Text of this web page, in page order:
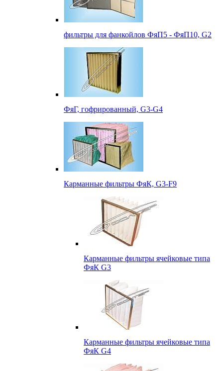
фильтры для фанкойлов ФяП5 - ФяП10, G2
ФяГ, гофрированный, G3-G4
Карманные фильтры ФяК, G3-F9
Карманные фильтры ячейковые типа
ФяК G3
Карманные фильтры ячейковые типа
ФяК G4